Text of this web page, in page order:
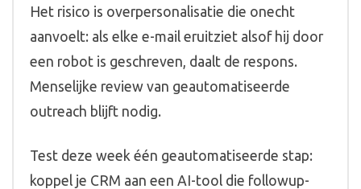
Het risico is overpersonalisatie die onecht
aanvoelt: als elke e-mail eruitziet alsof hij door
een robot is geschreven, daalt de respons.
Menselijke review van geautomatiseerde
outreach blijft nodig.
Test deze week één geautomatiseerde stap:
koppel je CRM aan een AI-tool die followup-